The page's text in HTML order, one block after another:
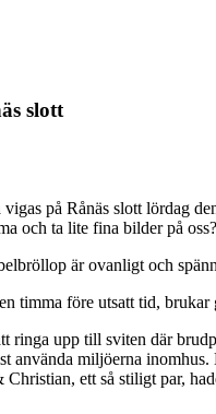
slott
på Rånäs slott lördag
och ta lite fina bilder på
är ovanligt och
timma före utsatt tid, brukar
ringa upp till sviten där
använda miljöerna
Christian, ett så stiligt par,